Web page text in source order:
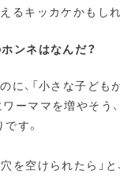
るキッカケかもしれ
ンネはなんだ？
に、「小さな子ど
ーママを増やそう
す。
を空けられたら」